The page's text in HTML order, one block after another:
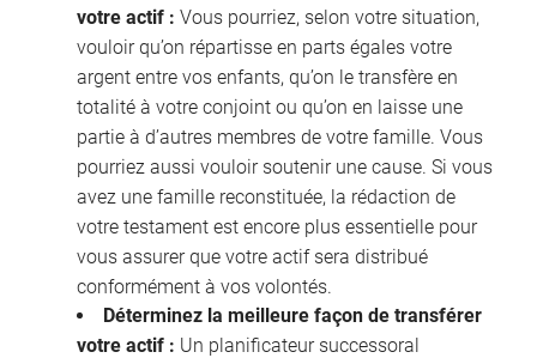
votre actif : Vous pourriez, selon votre situation,
vouloir qu’on répartisse en parts égales votre
argent entre vos enfants, qu’on le transfère en
totalité à votre conjoint ou qu’on en laisse une
partie à d’autres membres de votre famille. Vous
pourriez aussi vouloir soutenir une cause. Si vous
avez une famille reconstituée, la rédaction de
votre testament est encore plus essentielle pour
vous assurer que votre actif sera distribué
conformément à vos volontés.
Déterminez la meilleure façon de transférer
votre actif : Un planificateur successoral